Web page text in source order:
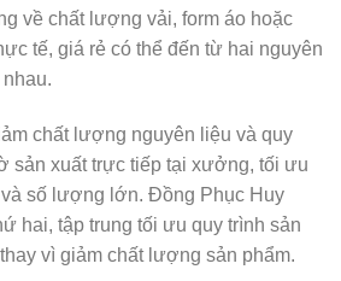
về chất lượng vải, form áo hoặc
tế, giá rẻ có thể đến từ hai nguyên
chất lượng nguyên liệu và quy
sản xuất trực tiếp tại xưởng, tối ưu
và số lượng lớn. Đồng Phục Huy
hai, tập trung tối ưu quy trình sản
vì giảm chất lượng sản phẩm.